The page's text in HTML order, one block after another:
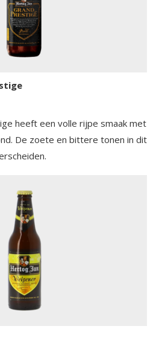
heeft een volle rijpe smaak met
De zoete en bittere tonen in dit